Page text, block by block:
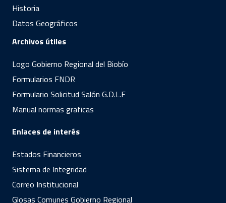
Historia
Datos Geográficos
Archivos útiles
Logo Gobierno Regional del Biobío
Formularios FNDR
Formulario Solicitud Salón G.D.L.F
Manual normas graficas
Enlaces de interés
Estados Financieros
Sistema de Integridad
Correo Institucional
Glosas Comunes Gobierno Regional